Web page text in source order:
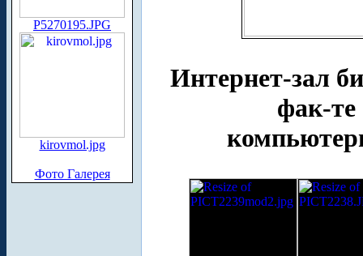
P5270195.JPG
kirovmol.jpg
Фото Галерея
Интернет-зал
фак-те